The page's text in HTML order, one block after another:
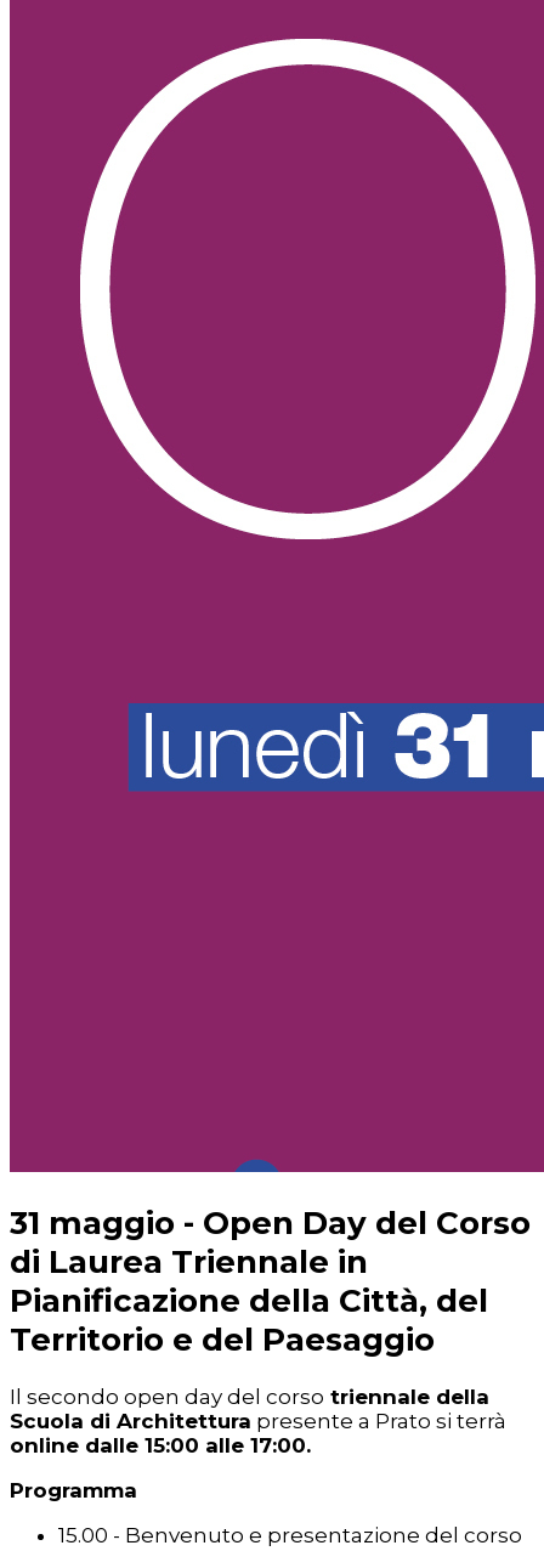
31 maggio - Open Day del Corso
di Laurea Triennale in
Pianificazione della Città, del
Territorio e del Paesaggio
Il secondo open day del corso triennale della
Scuola di Architettura presente a Prato si terrà
online dalle 15:00 alle 17:00.
Programma
15.00 - Benvenuto e presentazione del corso